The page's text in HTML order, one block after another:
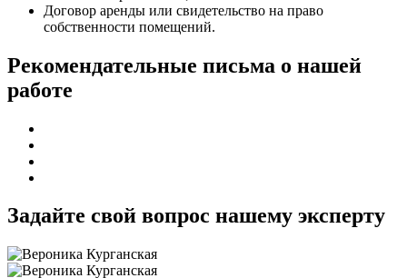
Договор аренды или свидетельство на право
собственности помещений.
Рекомендательные письма о нашей
работе
Задайте свой вопрос нашему эксперту